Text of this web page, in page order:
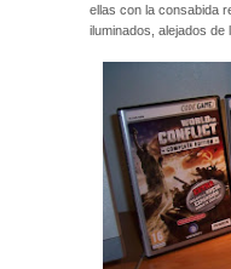
ellas con la consabida
iluminados, alejados de